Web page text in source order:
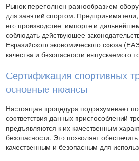
Рынок переполнен разнообразием
для занятий спортом.
его производстве, импорте и
соблюдать действующее
Евразийского экономического союза
качества и безопасности выпускаемого
Сертификация спортивных
основные нюансы
Настоящая процедура подразумевает
соответствия данных приспособлений
предъявляются к их качественным
безопасности. Это позволяет
качественным и безопасным для